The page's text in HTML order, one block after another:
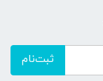
ثبت‌نام